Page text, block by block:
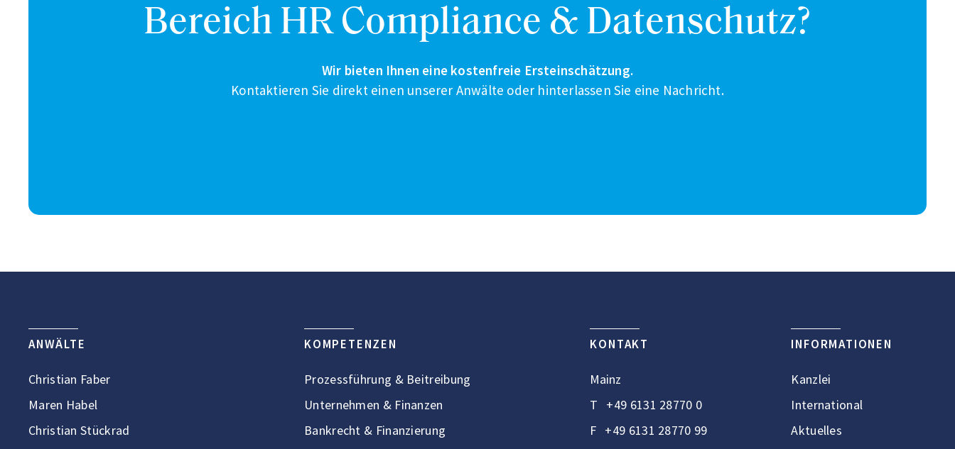
Bereich HR Compliance & Datenschutz?
Wir bieten Ihnen eine kostenfreie Ersteinschätzung.
Kontaktieren Sie direkt einen unserer Anwälte oder hinterlassen Sie eine Nachricht.
ANWÄLTE
Christian Faber
Maren Habel
Christian Stückrad
KOMPETENZEN
Prozessführung & Beitreibung
Unternehmen & Finanzen
Bankrecht & Finanzierung
KONTAKT
Mainz
T +49 6131 28770 0
F +49 6131 28770 99
INFORMATIONEN
Kanzlei
International
Aktuelles